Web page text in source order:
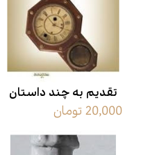
تقدیم به چند داستان
کوتاه
20,000 تومان